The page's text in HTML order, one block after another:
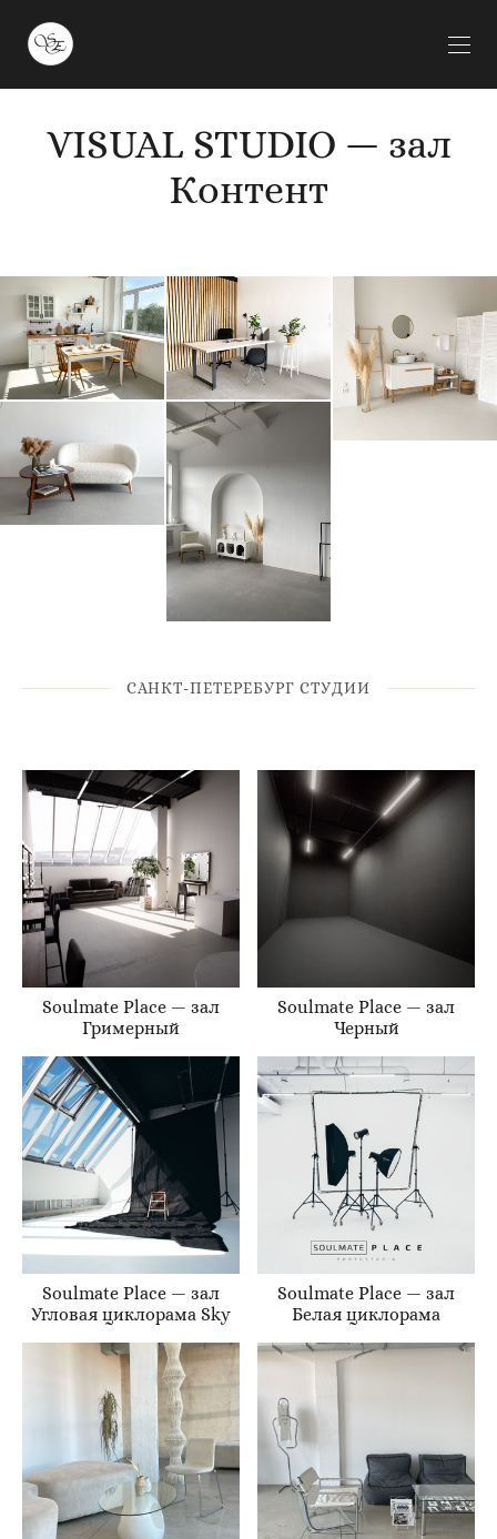
VISUAL STUDIO — зал
Контент
САНКТ-ПЕТЕРЕБУРГ СТУДИИ
Soulmate Place — зал
Гримерный
Soulmate Place — зал
Черный
Soulmate Place — зал
Угловая циклорама Sky
Soulmate Place — зал
Белая циклорама